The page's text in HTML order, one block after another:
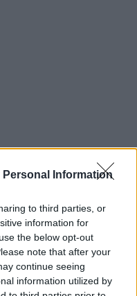
Personal Information
to third parties, or
information for
the below opt-out
note that after your
continue seeing
information utilized by